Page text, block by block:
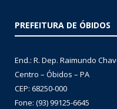
PREFEITURA DE ÓBIDOS
End.: R. Dep. Raimundo
Centro – Óbidos – PA
CEP: 68250-000
Fone: (93) 99125-6645